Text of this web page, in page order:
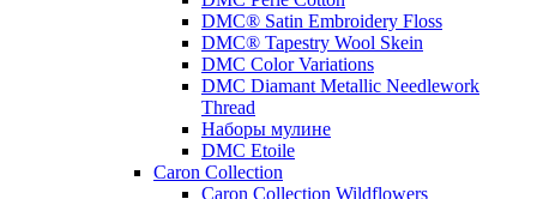
DMC® Satin Embroidery Floss
DMC® Tapestry Wool Skein
DMC Color Variations
DMC Diamant Metallic Needlework
Thread
Наборы мулине
DMC Etoile
Caron Collection
Caron Collection Wildflowers